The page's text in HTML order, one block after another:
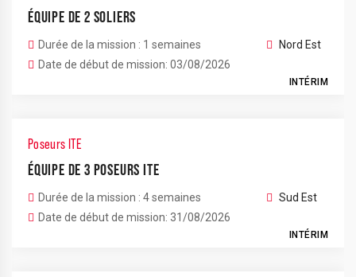
ÉQUIPE DE 2 SOLIERS
Durée de la mission : 1 semaines
Date de début de mission: 03/08/2026
Nord Est
INTÉRIM
Poseurs ITE
ÉQUIPE DE 3 POSEURS ITE
Durée de la mission : 4 semaines
Date de début de mission: 31/08/2026
Sud Est
INTÉRIM